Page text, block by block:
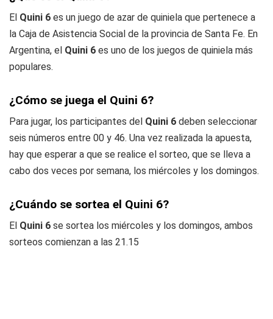
El Quini 6 es un juego de azar de quiniela que pertenece a
la Caja de Asistencia Social de la provincia de Santa Fe. En
Argentina, el Quini 6 es uno de los juegos de quiniela más
populares.
¿Cómo se juega el Quini 6?
Para jugar, los participantes del Quini 6 deben seleccionar
seis números entre 00 y 46. Una vez realizada la apuesta,
hay que esperar a que se realice el sorteo, que se lleva a
cabo dos veces por semana, los miércoles y los domingos.
¿Cuándo se sortea el Quini 6?
El Quini 6 se sortea los miércoles y los domingos, ambos
sorteos comienzan a las 21.15